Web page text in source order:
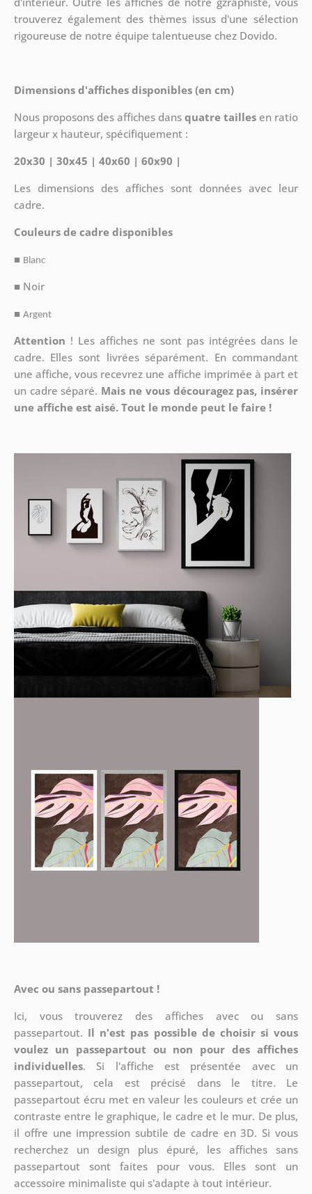
trouverez également des thèmes issus d'une sélection
rigoureuse de notre équipe talentueuse chez Dovido.
Dimensions d'affiches disponibles (en cm)
Nous proposons des affiches dansquatre tailles en ratio
largeur x hauteur, spécifiquement :
20x30 | 30x45 | 40x60 | 60x90 |
Les dimensions des affiches sont données avec leur
cadre.
Couleurs de cadre disponibles
■ Blanc
■ Noir
■ Argent
Attention ! Les affiches ne sont pas intégrées dans le
cadre. Elles sont livrées séparément. En commandant
une affiche, vous recevrez une affiche imprimée à part et
un cadre séparé. Mais ne vous découragez pas, insérer
une affiche est aisé. Tout le monde peut le faire !
Avec ou sans passepartout !
Ici, vous trouverez des affiches avec ou sans
passepartout. Il n'est pas possible de choisir si vous
voulez un passepartout ou non pour des affiches
individuelles. Si l'affiche est présentée avec un
passepartout, cela est précisé dans le titre. Le
passepartout écru met en valeur les couleurs et crée un
contraste entre le graphique, le cadre et le mur. De plus,
il offre une impression subtile de cadre en 3D. Si vous
recherchez un design plus épuré, les affiches sans
passepartout sont faites pour vous. Elles sont un
accessoire minimaliste qui s'adapte à tout intérieur.